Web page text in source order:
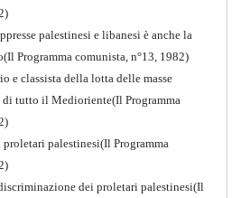
palestinesi e libanesi è anche la
Programma comunista, n°13, 1982)
e classista della lotta delle masse
di tutto il Medioriente(Il Programma
palestinesi(Il Programma
dei proletari palestinesi(Il